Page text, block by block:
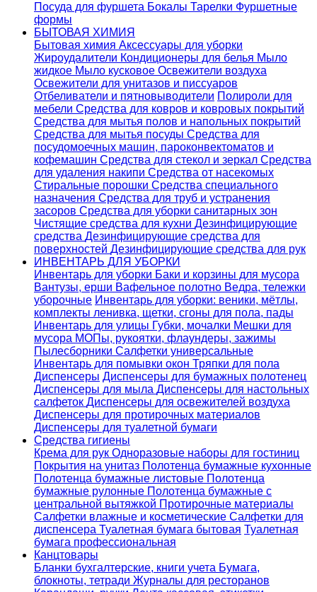
Посуда для фуршета Бокалы Тарелки Фуршетные
формы
БЫТОВАЯ ХИМИЯ
Бытовая химия Аксессуары для уборки
Жироудалители Кондиционеры для белья Мыло
жидкое Мыло кусковое Освежители воздуха
Освежители для унитазов и писсуаров
Отбеливатели и пятновыводители Полироли для
мебели Средства для ковров и ковровых покрытий
Средства для мытья полов и напольных покрытий
Средства для мытья посуды Средства для
посудомоечных машин, пароконвектоматов и
кофемашин Средства для стекол и зеркал Средства
для удаления накипи Средства от насекомых
Стиральные порошки Cредства специального
назначения Средства для труб и устранения
засоров Средства для уборки санитарных зон
Чистящие средства для кухни Дезинфицирующие
средства Дезинфицирующие средства для
поверхностей Дезинфицирующие средства для рук
ИНВЕНТАРЬ ДЛЯ УБОРКИ
Инвентарь для уборки Баки и корзины для мусора
Вантузы, ерши Вафельное полотно Ведра, тележки
уборочные Инвентарь для уборки: веники, мётлы,
комплекты ленивка, щетки, сгоны для пола, пады
Инвентарь для улицы Губки, мочалки Мешки для
мусора МОПы, рукоятки, флаундеры, зажимы
Пылесборники Салфетки универсальные
Инвентарь для помывки окон Тряпки для пола
Диспенсеры Диспенсеры для бумажных полотенец
Диспенсеры для мыла Диспенсеры для настольных
салфеток Диспенсеры для освежителей воздуха
Диспенсеры для протирочных материалов
Диспенсеры для туалетной бумаги
Средства гигиены
Крема для рук Одноразовые наборы для гостиниц
Покрытия на унитаз Полотенца бумажные кухонные
Полотенца бумажные листовые Полотенца
бумажные рулонные Полотенца бумажные с
центральной вытяжкой Протирочные материалы
Салфетки влажные и косметические Салфетки для
диспенсера Туалетная бумага бытовая Туалетная
бумага профессиональная
Канцтовары
Бланки бухгалтерские, книги учета Бумага,
блокноты, тетради Журналы для ресторанов